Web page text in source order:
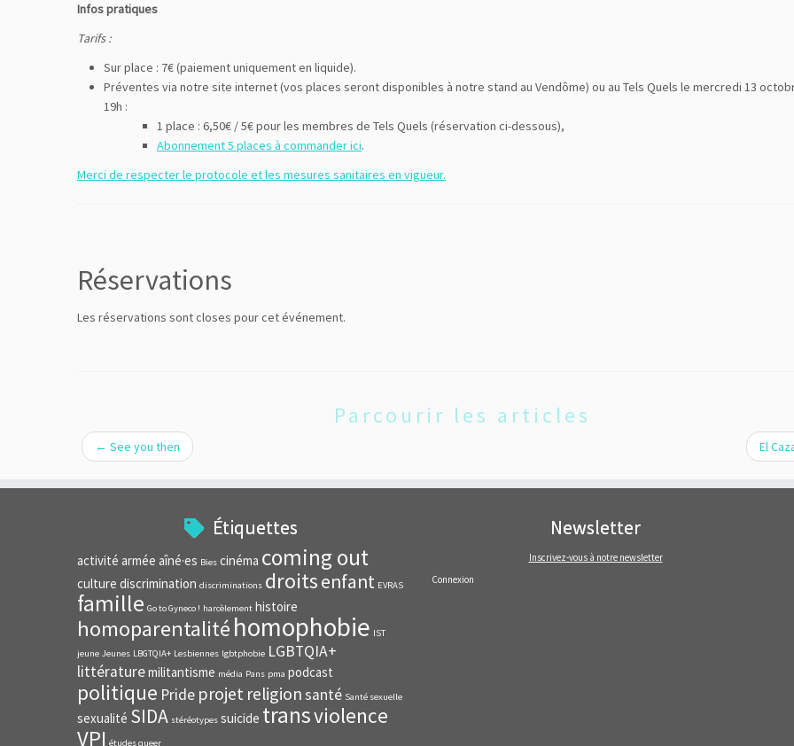
Infos pratiques
Tarifs :
Sur place : 7€ (paiement uniquement en liquide).
Préventes via notre site internet (vos places seront disponibles à notre stand au Vendôme) ou au Tels Quels le mercredi 13
19h :
1 place : 6,50€ / 5€ pour les membres de Tels Quels (réservation ci-dessous),
Abonnement 5 places à commander ici.
Merci de respecter le protocole et les mesures sanitaires en vigueur.
Réservations
Les réservations sont closes pour cet événement.
Parcourir les articles
← See you then El
Étiquettes
activité armée aîné·es Bies cinéma coming out
culture discrimination discriminations droitsenfant EVRAS
famille Go to Gyneco ! harcèlement histoire
homoparentalitéhomophobie IST
jeune Jeunes LBGTQIA+ Lesbiennes lgbtphobie LGBTQIA+
littératuremilitantisme média Pans pma podcast
politique Pride projet religionsanté Santé sexuelle
sexualité SIDA stéréotypes suicide transviolence
VPI études queer
Newsletter
Inscrivez-vous à notre newsletter
Connexion